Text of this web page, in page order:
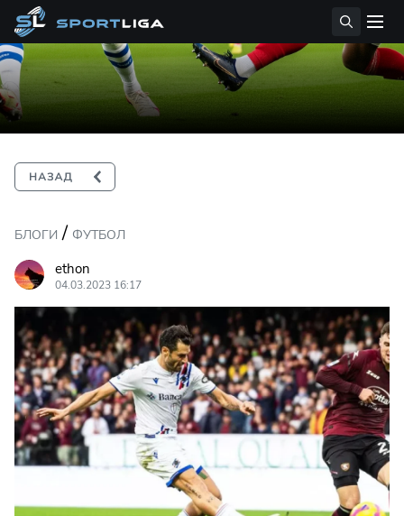
БЛОГИ / ФУТБОЛ
ethon
04.03.2023 16:17